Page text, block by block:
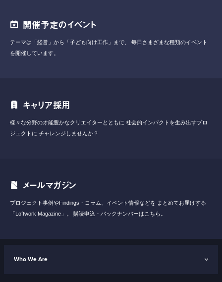
開催予定のイベント
テーマは「経営」から「子ども向け工作」まで、
毎日さまざまな種類のイベント
を開催しています。
キャリア採用
様々な分野の才能豊かなクリエイターとともに 社会的インパクトを生み出すプロ
ジェクトに チャレンジしませんか？
メールマガジン
プロジェクト事例やFindings・コラム、イベント情報などを まとめてお届けする
「Loftwork Magazine」。
購読申込・バックナンバーはこちら。
Who We Are